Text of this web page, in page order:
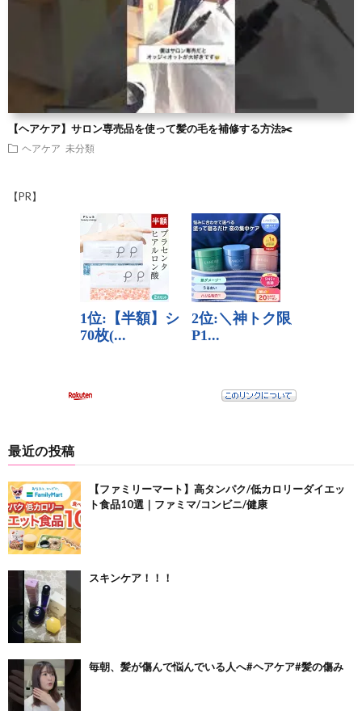
【ヘアケア】サロン専売品を使って髪の毛を補修する方法✂️
ヘアケア 未分類
【PR】
最近の投稿
【ファミリーマート】高タンパク/低カロリーダイエッ
ト食品10選｜ファミマ/コンビニ/健康
スキンケア！！！
毎朝、髪が傷んで悩んでいる人へ#ヘアケア#髪の傷み